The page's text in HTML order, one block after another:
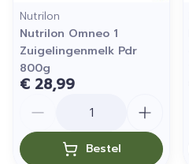
Nutrilon
Nutrilon Omneo 1
Zuigelingenmelk Pdr
800g
€ 28,99
Bestel